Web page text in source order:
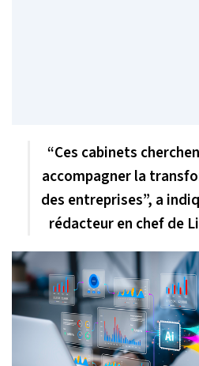
“Ces cabinets
accompagner la
des entreprises”, a
rédacteur en chef de